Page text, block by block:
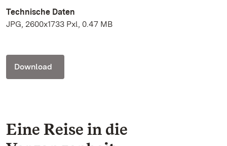
Technische Daten
JPG, 2600x1733 Pxl, 0.47 MB
Download
Eine Reise in die